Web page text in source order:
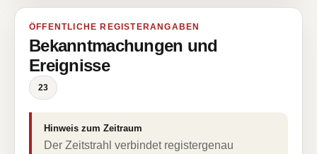
ÖFFENTLICHE REGISTERANGABEN
Bekanntmachungen und
Ereignisse
23
Hinweis zum Zeitraum
Der Zeitstrahl verbindet registergenau